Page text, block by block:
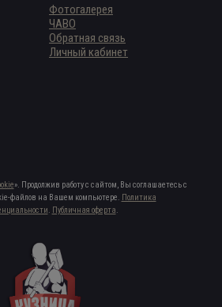
Фотогалерея
ЧАВО
Обратная связь
Личный кабинет
». Продолжив работу с сайтом, Вы соглашаетесь с
файлов на Вашем компьютере. Политика
. Публичная оферта.